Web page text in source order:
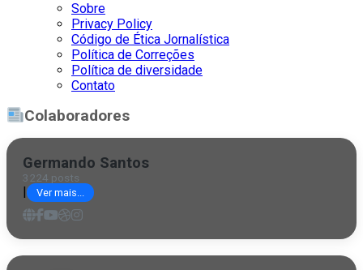
Sobre
Privacy Policy
Código de Ética Jornalística
Política de Correções
Política de diversidade
Contato
Colaboradores
Germando Santos
3224 posts
| Ver mais...